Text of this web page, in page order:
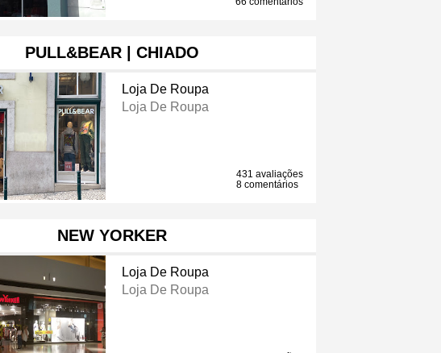
PULL&BEAR | CHIADO
Loja De Roupa
Loja De Roupa
431 avaliações
8 comentários
NEW YORKER
Loja De Roupa
Loja De Roupa